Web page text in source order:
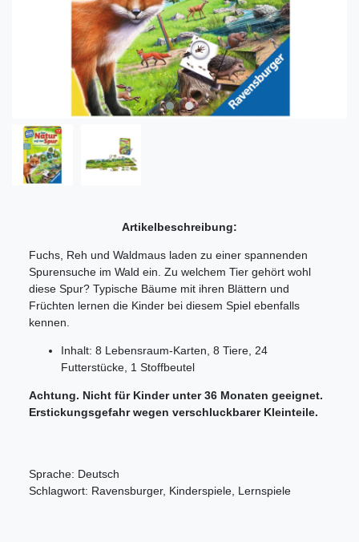
Artikelbeschreibung:
Fuchs, Reh und Waldmaus laden zu einer spannenden
Spurensuche im Wald ein. Zu welchem Tier gehört wohl
diese Spur? Typische Bäume mit ihren Blättern und
Früchten lernen die Kinder bei diesem Spiel ebenfalls
kennen.
Inhalt: 8 Lebensraum-Karten, 8 Tiere, 24
Futterstücke, 1 Stoffbeutel
Achtung. Nicht für Kinder unter 36 Monaten geeignet.
Erstickungsgefahr wegen verschluckbarer Kleinteile.
Sprache: Deutsch
Schlagwort: Ravensburger, Kinderspiele, Lernspiele